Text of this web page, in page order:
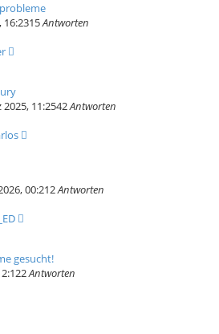
16:2315Antworten
2025, 11:2542Antworten
00:212Antworten
gesucht!
2Antworten